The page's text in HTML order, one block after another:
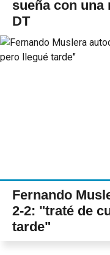
sueña con una
DT
Fernando
2-2: "traté de
tarde"